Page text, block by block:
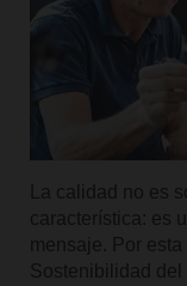
La calidad no es
característica: es
mensaje. Por
Sostenibilidad del